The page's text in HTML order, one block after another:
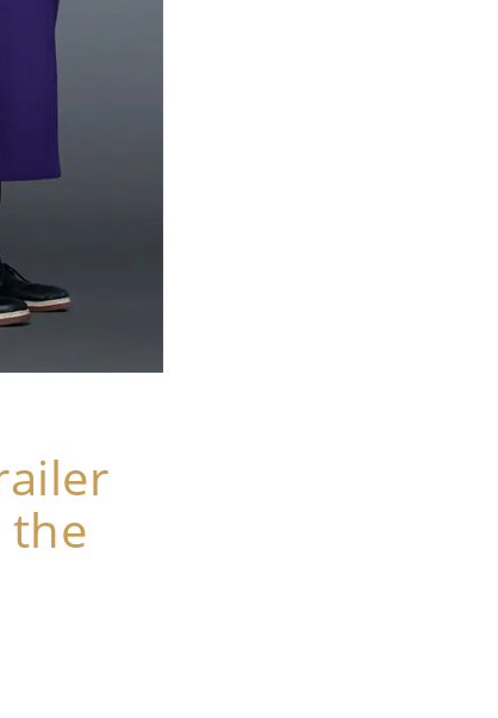
the